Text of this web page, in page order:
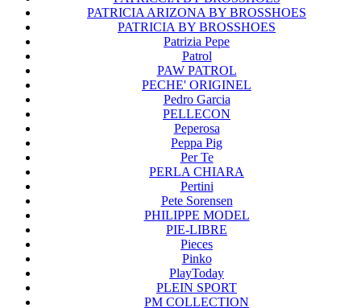
PATRICIA ARIZONA BY BROSSHOES
PATRICIA BY BROSSHOES
Patrizia Pepe
Patrol
PAW PATROL
PECHE' ORIGINEL
Pedro Garcia
PELLECON
Peperosa
Peppa Pig
Per Te
PERLA CHIARA
Pertini
Pete Sorensen
PHILIPPE MODEL
PIE-LIBRE
Pieces
Pinko
PlayToday
PLEIN SPORT
PM COLLECTION